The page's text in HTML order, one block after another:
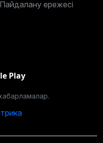
Пайдалану ережесі
Play